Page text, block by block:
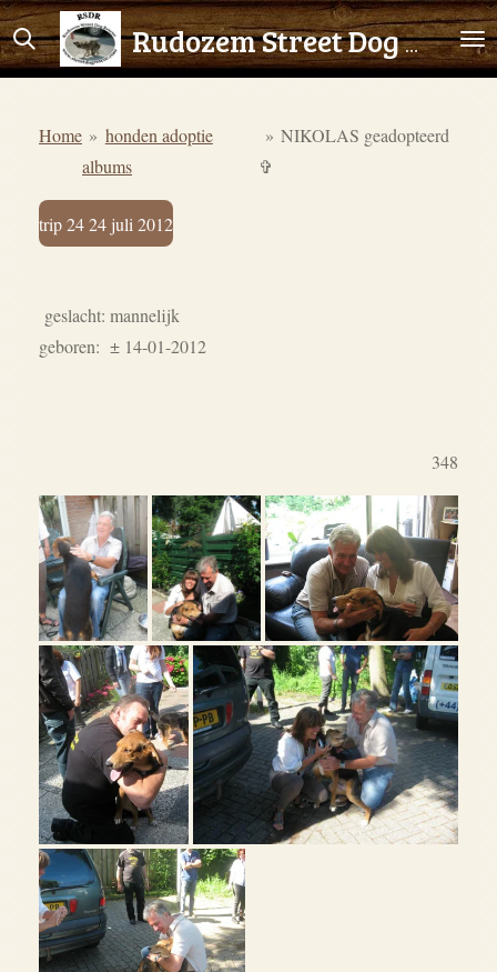
Ga
direct
hoofdinhoud
Rudozem Street Dog Rescue
Home » honden adoptie
albums
» NIKOLAS geadopteerd
✞
trip 24 24 juli 2012
geslacht: mannelijk
geboren: ± 14-01-2012
348